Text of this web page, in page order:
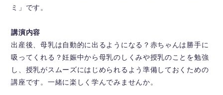
ミ」です。
講演内容
出産後、母乳は自動的に出るようになる？赤ちゃんは勝手に
吸ってくれる？妊娠中から母乳のしくみや授乳のことを勉強
し、授乳がスムーズにはじめられるよう準備しておくための
講座です。一緒に楽しく学んでみませんか。